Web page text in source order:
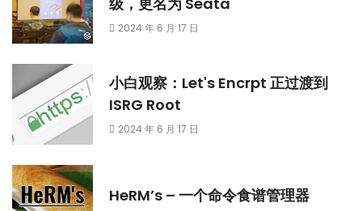
2024 年 6 月 17 日
小白观察：Let's Encrpt 正过渡到
ISRG Root
2024 年 6 月 17 日
HeRM’s – 一个命令食谱管理器